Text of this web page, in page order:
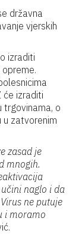
državna
vjerskih
izraditi
će izraditi
trgovinama, o
u zatvorenim
zasad je
mnogih.
naglo i da
Virus ne putuje
i moramo